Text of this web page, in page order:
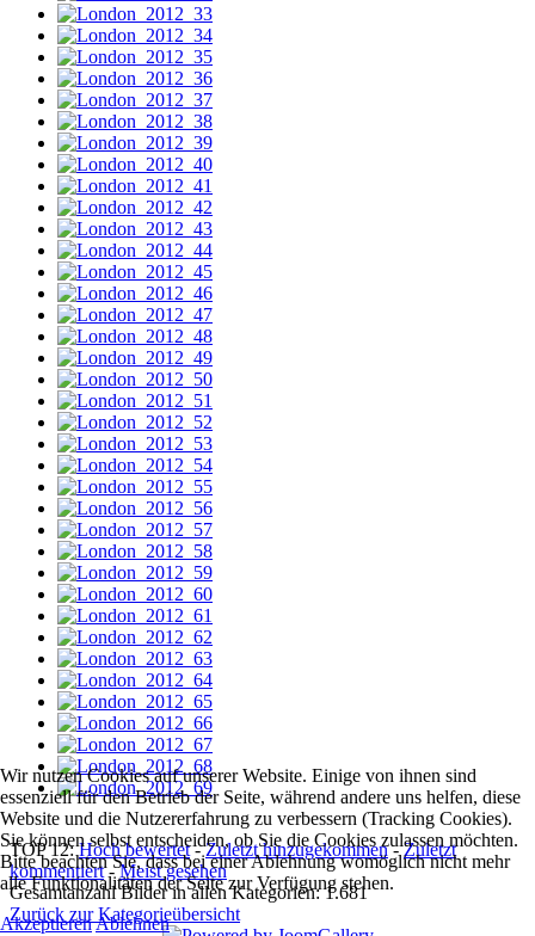
TOP 12:Hoch bewertet-Zuletzt hinzugekommen-Zuletzt
kommentiert-Meist gesehen
Gesamtanzahl Bilder in allen Kategorien: 1.681
Zurück zur Kategorieübersicht
Wir nutzen Cookies auf unserer Website. Einige von ihnen sind
essenziell für den Betrieb der Seite, während andere uns helfen, diese
Website und die Nutzererfahrung zu verbessern (Tracking Cookies).
Sie können selbst entscheiden, ob Sie die Cookies zulassen möchten.
Bitte beachten Sie, dass bei einer Ablehnung womöglich nicht mehr
alle Funktionalitäten der Seite zur Verfügung stehen.
AkzeptierenAblehnen